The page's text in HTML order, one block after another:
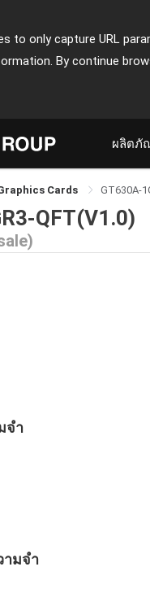
to only capture URL
By continue
ผลิตภั
Cards GT630A-
QFT(V1.0)
จำ
มจำ